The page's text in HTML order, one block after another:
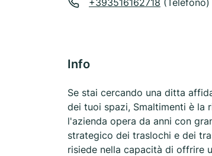
+393516162718 (Telefono)
Info
Se stai cercando una ditta
dei tuoi spazi, Smaltimenti è la
l'azienda opera da anni con
strategico dei traslochi e dei
risiede nella capacità di offrire